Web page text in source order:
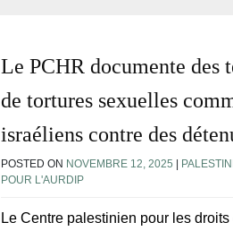
Le PCHR documente des
de tortures sexuelles
israéliens contre des
POSTED ON NOVEMBRE 12, 2025
POUR L'AURDIP
Le Centre palestinien pour les